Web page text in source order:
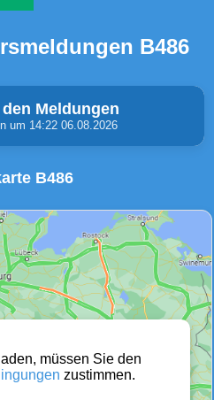
B486
Meldungen
um 14:22 06.08.2026
Stau
(0)
Sperrungen
B486
müssen Sie den
zustimmen.